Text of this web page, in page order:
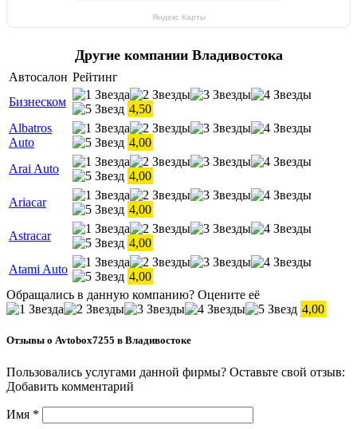
Яндекс Карты
Другие компании Владивостока
Автосалон Рейтинг
Бизнеском
4,50
Albatros
Auto
4,00
Arai Auto
4,00
Ariacar
4,00
Astracar
4,00
Atami Auto
4,00
Обращались в данную компанию? Оцените её
4,00
Отзывы о Avtobox7255 в Владивостоке
Пользовались услугами данной фирмы? Оставьте свой отзыв:
Добавить комментарий
Имя *